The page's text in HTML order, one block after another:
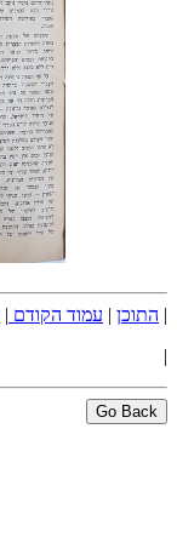
| התוכן | עמוד הקודם |
|
Go Back